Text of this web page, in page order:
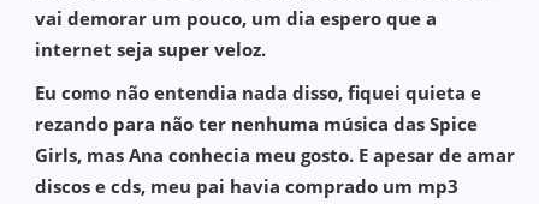
vai demorar um pouco, um dia espero que a
internet seja super veloz.
Eu como não entendia nada disso, fiquei quieta e
rezando para não ter nenhuma música das Spice
Girls, mas Ana conhecia meu gosto. E apesar de amar
discos e cds, meu pai havia comprado um mp3